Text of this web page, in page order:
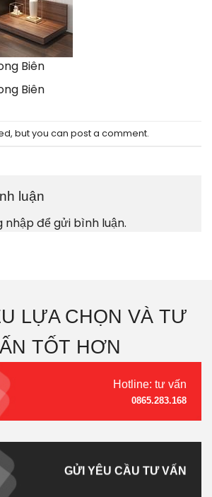
Biên
Biên
but you can post a comment.
luận
nhậpđể gửi bình luận.
LỰA CHỌN VÀ TƯ
TỐT HƠN
Hotline: tư vấn
0865.283.168
GỬI YÊU CẦU TƯ VẤN